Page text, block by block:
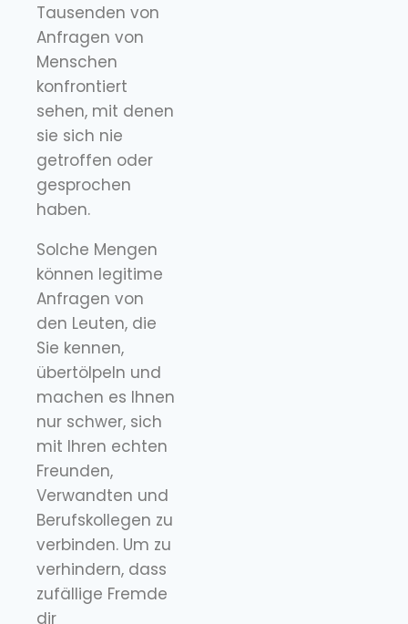
Tausenden von
Anfragen von
Menschen
konfrontiert
sehen, mit denen
sie sich nie
getroffen oder
gesprochen
haben.
Solche Mengen
können legitime
Anfragen von
den Leuten, die
Sie kennen,
übertölpeln und
machen es Ihnen
nur schwer, sich
mit Ihren echten
Freunden,
Verwandten und
Berufskollegen zu
verbinden. Um zu
verhindern, dass
zufällige Fremde
dir